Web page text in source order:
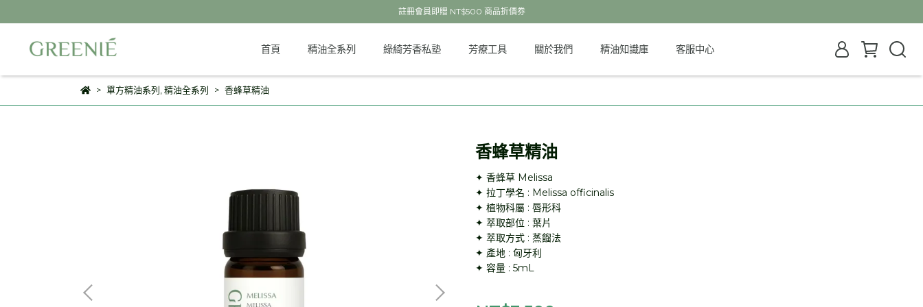
註冊會員即贈 NT$500 商品折價券
首頁 精油全系列 綠綺芳香私塾 芳療工具 關於我們 精油知識庫 客服中心
單方精油系列 精油全系列 香蜂草精油
香蜂草精油
✦ 香蜂草 Melissa
✦ 拉丁學名 : Melissa officinalis
✦ 植物科屬 : 唇形科
✦ 萃取部位 : 葉片
✦ 萃取方式 : 蒸餾法
✦ 產地 : 匈牙利
✦ 容量 : 5mL